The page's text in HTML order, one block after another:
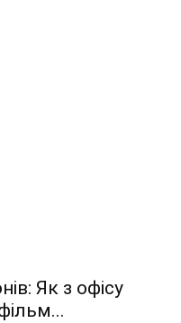
Як з офісу